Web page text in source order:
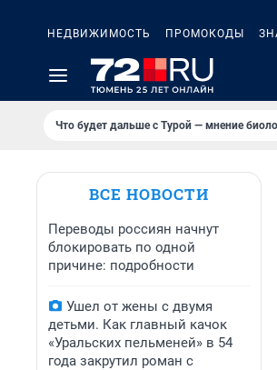
НЕДВИЖИМОСТЬ ПРОМОКОДЫ
Что будет дальше с Турой — мнение
ВСЕ НОВОСТИ
Переводы россиян начнут
блокировать по одной
причине: подробности
Ушел от жены с двумя
детьми. Как главный качок
«Уральских пельменей» в 54
года закрутил роман с